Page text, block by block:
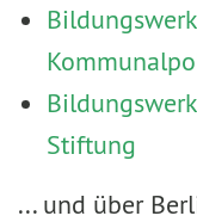
Stiftung
... und über